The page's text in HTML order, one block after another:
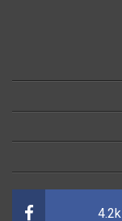
4.2k